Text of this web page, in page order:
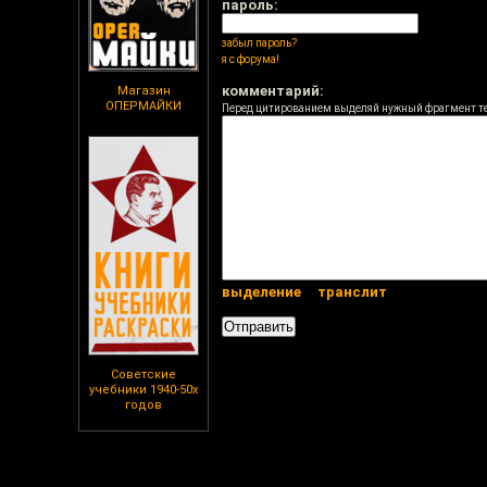
Магазин
ОПЕРМАЙКИ
Советские
учебники 1940-50х
годов
пароль:
забыл пароль?
я с форума!
комментарий:
Перед цитированием выделяй нужный фрагмент
выделение транслит